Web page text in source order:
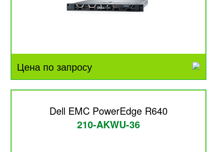
Цена по запросу
Dell EMC PowerEdge R640
210-AKWU-36